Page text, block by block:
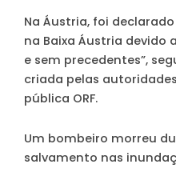
Na Áustria, foi
na Baixa Áustria devido
e sem precedentes”,
criada pelas
pública ORF.
Um bombeiro morreu
salvamento nas